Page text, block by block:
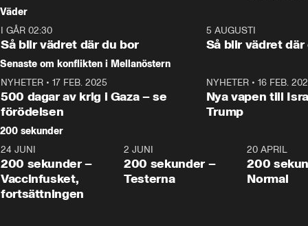
tonårsutvisningarna och hur
Moderaterna ska locka
väljare till valet i höst.
Väder
I GÅR 02:30
Så blir vädret där du bor
5 AUGUSTI
Så blir vädret där
Senaste om konflikten i Mellanöstern
NYHETER • 17 FEB. 2025
500 dagar av krig i Gaza – se
förödelsen
NYHETER• 16 FEB.
Nya vapen till
Trump
200 sekunder
5:00
24 JUNI
200 sekunder –
Vaccinfusket,
fortsättningen
4:23
2 JUNI
200 sekunder –
Testerna
20 APRIL
200
Normal